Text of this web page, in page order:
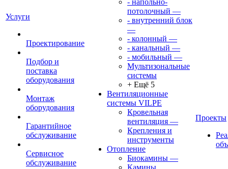
Услуги
Проектирование
Подбор и
поставка
оборудования
Монтаж
оборудования
Гарантийное
обслуживание
Сервисное
обслуживание
- напольно-
потолочный —
- внутренний блок
—
- колонный —
- канальный —
- мобильный —
Мультизональные
системы
+ Ещё 5
Вентиляционные
системы VILPE
Кровельная
вентиляция —
Крепления и
инструменты
Отопление
Биокамины —
Камины
Проекты